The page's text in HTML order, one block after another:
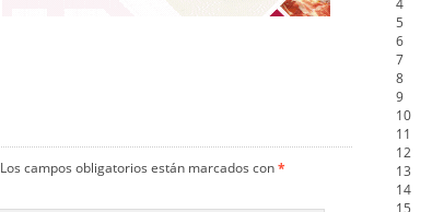
Los campos obligatorios están marcados con*
4
5
6
7
8
9
10
11
12
13
14
15